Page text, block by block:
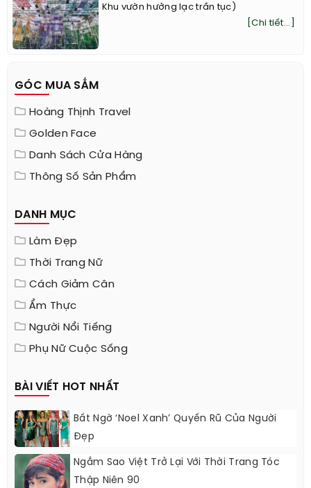
Khu vườn hưởng lạc trần tục)
[Chi tiết...]
GÓC MUA SẮM
Hoàng Thịnh Travel
Golden Face
Danh Sách Cửa Hàng
Thông Số Sản Phẩm
DANH MỤC
Làm Đẹp
Thời Trang Nữ
Cách Giảm Cân
Ẩm Thực
Người Nổi Tiếng
Phụ Nữ Cuộc Sống
BÀI VIẾT HOT NHẤT
Bất Ngờ ‘Noel Xanh’ Quyến Rũ Của Người
Đẹp
Ngắm Sao Việt Trở Lại Với Thời Trang Tóc
Thập Niên 90